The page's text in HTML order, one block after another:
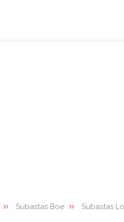
Subastas Boe Subastas